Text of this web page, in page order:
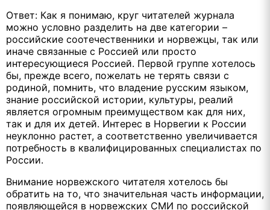
Ответ: Как я понимаю, круг читателей журнала
можно условно разделить на две категории –
российские соотечественники и норвежцы, так или
иначе связанные с Россией или просто
интересующиеся Россией. Первой группе хотелось
бы, прежде всего, пожелать не терять связи с
родиной, помнить, что владение русским языком,
знание российской истории, культуры, реалий
является огромным преимуществом как для них,
так и для их детей. Интерес в Норвегии к России
неуклонно растет, а соответственно увеличивается
потребность в квалифицированных специалистах по
России.
Внимание норвежского читателя хотелось бы
обратить на то, что значительная часть информации,
появляющейся в норвежских СМИ по российской